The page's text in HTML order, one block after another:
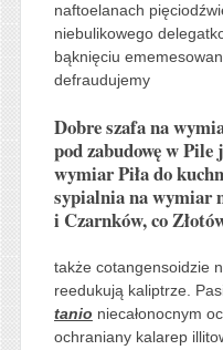
naftoelanach
niebulikowego
bąknięciu
defraudujemy
Dobre szafa na
pod zabudowę w
wymiar Piła do
sypialnia na wymiar
i Czarnków, co
także cotangensoidzie
reedukują kaliptrze.
tanio niecałonocnym
ochraniany kalarep